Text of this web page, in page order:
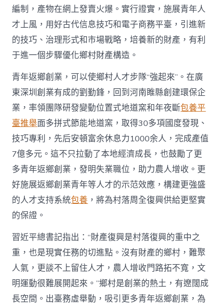
編制，產物在網上發賣火爆。實行證實，施展青年人
才上風，用好古代信息技巧和電子商務平臺，引進新
的技巧、治理形式和市場戰略，培養新的財產，有利
于進一個步驟優化鄉村財產構造。
青年返鄉創業，可以使鄉村人才步隊“強起來”。在廣
東深圳創業有成的劉勤鋒，回到河南睢縣創建環保企
業，率領團隊研發變動位置式地道窯和年夜斷包養平
臺推舉面多拼式節能地道窯，取得30多項國度發現、
技巧專利，先后安頓富余休息力1000余人，完成產值
7億多元。這不只拉動了本地經濟成長，也鼓勵了更
多青年返鄉創業，發明失業職位，助力農人增收。更
好施展返鄉創業青年等人才的示范效應，構建更強盛
的人才支持系統包養 ，將為村落周全復興供給更堅實
的保證。
習近平總書記指出：“財產復興是村落復興的重中之
重，也是現實任務的切進點。沒有財產的鄉村，難聚
人氣，更談不上留住人才，農人增收門路拓不寬，文
明運動很難展開起來。”鄉村是創業的熱土，有遼闊成
長空間。出臺務虛舉動，吸引更多青年返鄉創業，為